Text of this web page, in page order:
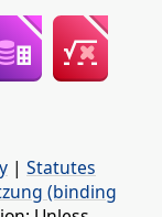
| Statutes
(binding